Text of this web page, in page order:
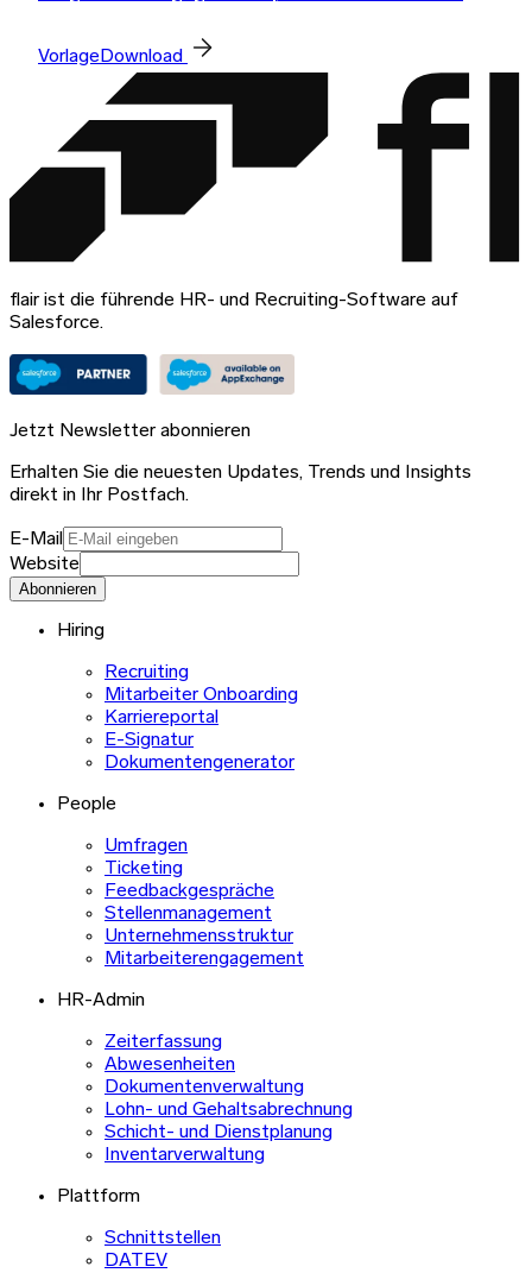
VorlageDownload
flair ist die führende HR- und Recruiting-Software auf
Salesforce.
Jetzt Newsletter abonnieren
Erhalten Sie die neuesten Updates, Trends und Insights
direkt in Ihr Postfach.
E-Mail
Website
Abonnieren
Hiring
Recruiting
Mitarbeiter Onboarding
Karriereportal
E-Signatur
Dokumentengenerator
People
Umfragen
Ticketing
Feedbackgespräche
Stellenmanagement
Unternehmensstruktur
Mitarbeiterengagement
HR-Admin
Zeiterfassung
Abwesenheiten
Dokumentenverwaltung
Lohn- und Gehaltsabrechnung
Schicht- und Dienstplanung
Inventarverwaltung
Plattform
Schnittstellen
DATEV